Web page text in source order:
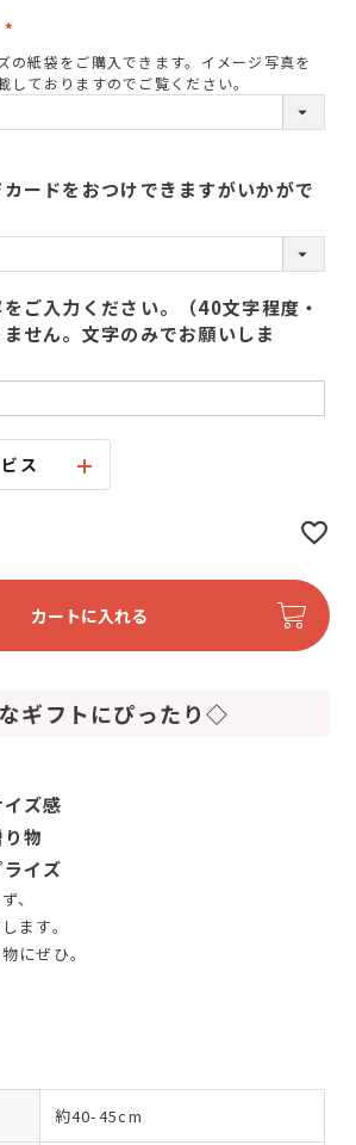
(
必
)
の紙袋をご購入できます。イメージ写真を
しておりますのでご覧ください。
ードをおつけできますがいかがで
ご入力ください。（40文字程度・
せん。文字のみでお願いしま
ス
カートに入れる
ギフトにぴったり◇
ズ感
物
イズ
、
ます。
にぜひ。
約40-45cm